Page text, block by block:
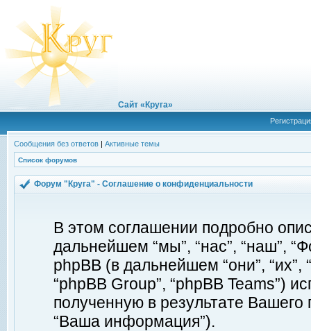
Сайт «Круга»
Сообщения без ответов | Активные темы
Список форумов
Форум "Круга" - Соглашение о конфиденциальности
В этом соглашении подробно
дальнейшем “мы”, “нас”, “наш”,
phpBB (в дальнейшем “они”, “их”,
“phpBB Group”, “phpBB Teams”)
полученную в результате
“Ваша информация”).